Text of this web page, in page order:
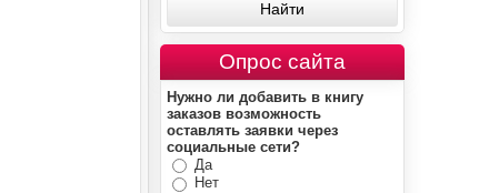
Опрос сайта
Нужно ли добавить в книгу
заказов возможность
оставлять заявки через
социальные сети?
Да
Нет